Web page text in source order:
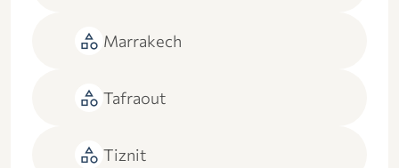
category Marrakech
category Tafraout
category Tiznit